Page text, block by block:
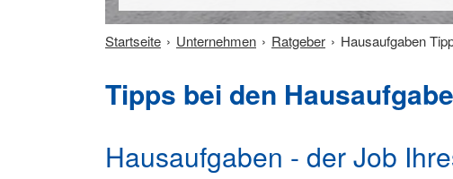
Startseite Unternehmen Ratgeber Hausaufgaben
Tipps bei den
Hausaufgaben - der Job